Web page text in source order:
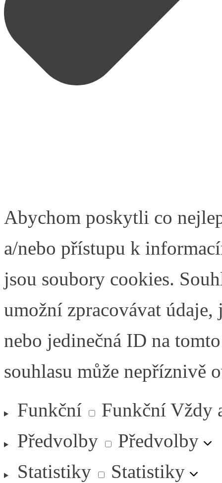
Abychom poskytli co
a/nebo přístupu k
jsou soubory cookies.
umožní zpracovávat
nebo jedinečná ID na
souhlasu může nepříznivě
Funkční
Funkční Vždy
Předvolby
Předvolby
Statistiky
Statistiky